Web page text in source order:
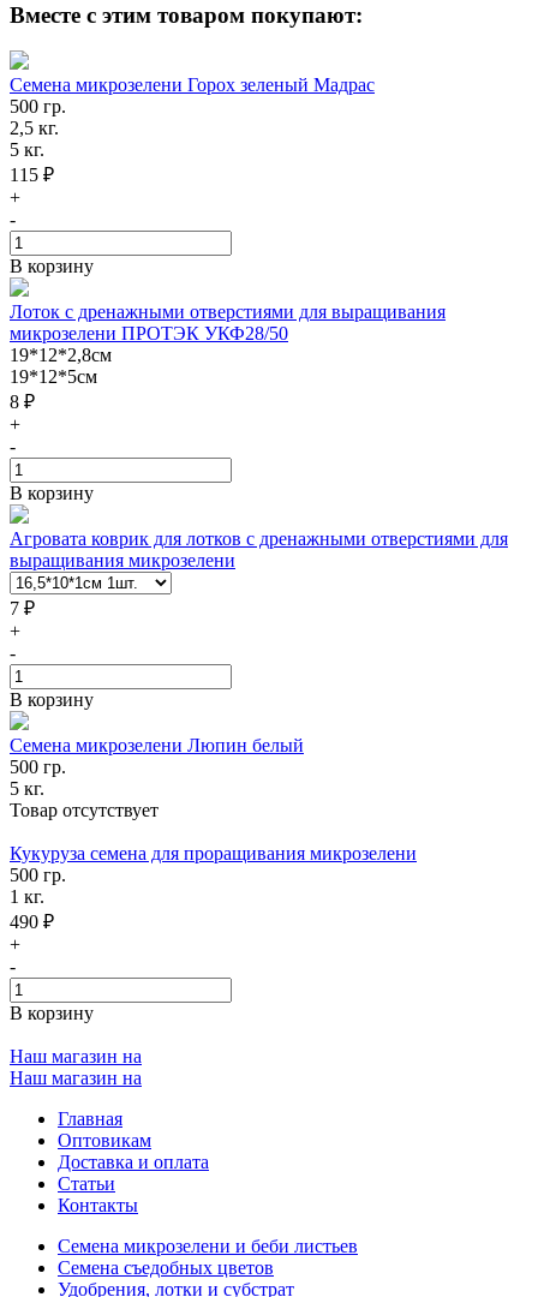
Вместе с этим товаром покупают:
Семена микрозелени Горох зеленый Мадрас
500 гр.
2,5 кг.
5 кг.
115 ₽
+
-
В корзину
Лоток с дренажными отверстиями для выращивания
микрозелени ПРОТЭК УКФ28/50
19*12*2,8см
19*12*5см
8 ₽
+
-
В корзину
Агровата коврик для лотков с дренажными отверстиями для
выращивания микрозелени
7 ₽
+
-
В корзину
Семена микрозелени Люпин белый
500 гр.
5 кг.
Товар отсутствует
Кукуруза семена для проращивания микрозелени
500 гр.
1 кг.
490 ₽
+
-
В корзину
Наш магазин на
Наш магазин на
Главная
Оптовикам
Доставка и оплата
Статьи
Контакты
Семена микрозелени и беби листьев
Семена съедобных цветов
Удобрения, лотки и субстрат